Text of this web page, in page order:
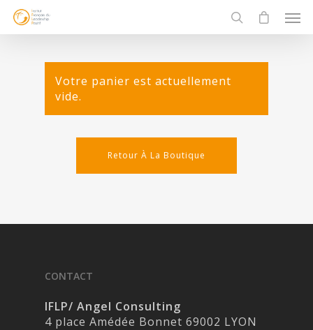
Votre panier est actuellement
vide.
Retour À La Boutique
CONTACT
IFLP/ Angel Consulting
4 place Amédée Bonnet 69002 LYON